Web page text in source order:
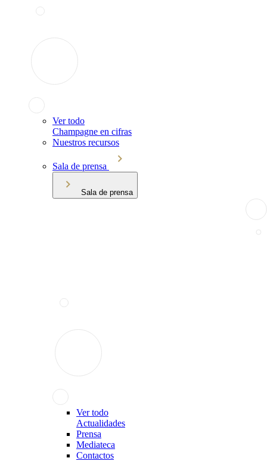
Ver todo
Champagne en cifras
Nuestros recursos
Sala de prensa
Sala de prensa
Ver todo
Actualidades
Prensa
Mediateca
Contactos